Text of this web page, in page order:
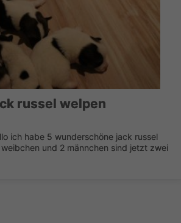
russel welpen
ich habe 5 wunderschöne jack russel
und 2 männchen sind jetzt zwei